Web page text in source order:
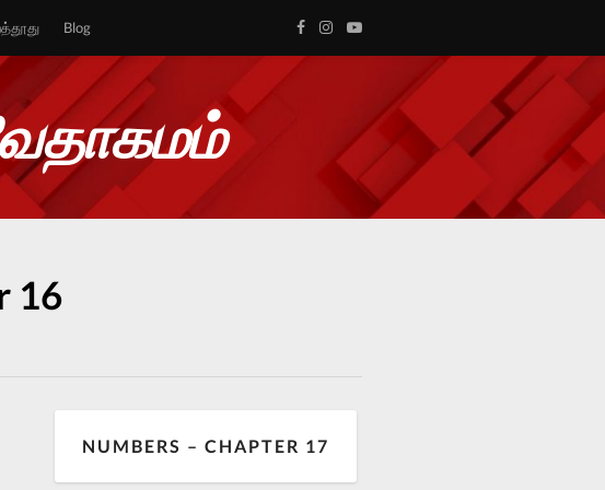
Blog
16
NUMBERS – CHAPTER 17